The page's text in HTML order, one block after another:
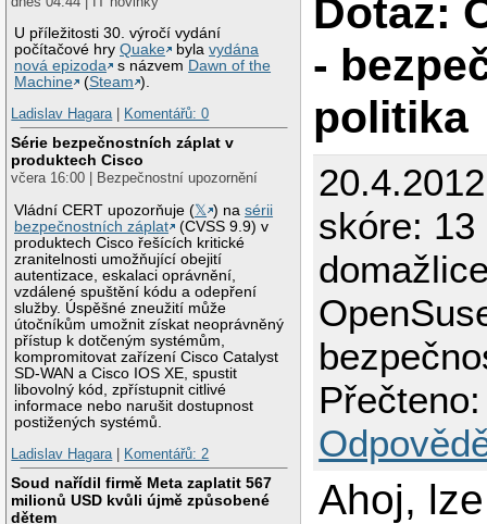
U příležitosti 30. výročí vydání
počítačové hryQuake bylavydána
nová epizoda
s názvem Dawn of the
Machine
(Steam ).
Ladislav Hagara| Komentářů: 0
Série bezpečnostních záplat v
produktech Cisco
včera 16:00 | Bezpečnostní upozornění
Vládní CERT upozorňuje (𝕏 ) nasérii
bezpečnostních záplat
(CVSS 9.9) v
produktech Cisco řešících kritické
zranitelnosti umožňující obejití
autentizace, eskalaci oprávnění,
vzdálené spuštění kódu a odepření
služby. Úspěšné zneužití může
útočníkům umožnit získat neoprávněný
přístup k dotčeným systémům,
kompromitovat zařízení Cisco Catalyst
SD-WAN a Cisco IOS XE, spustit
libovolný kód, zpřístupnit citlivé
informace nebo narušit dostupnost
postižených systémů.
Ladislav Hagara| Komentářů: 2
Soud nařídil firmě Meta zaplatit 567
milionů USD kvůli újmě způsobené
dětem
Dotaz:
-
politika
skóre:
Ahoj,